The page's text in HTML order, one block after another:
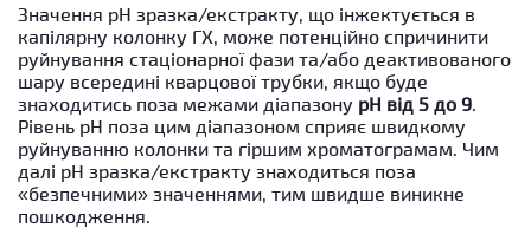
Значення pH зразка/екстракту, що інжектується в
капілярну колонку ГХ, може потенційно спричинити
руйнування стаціонарної фази та/або деактивованого
шару всередині кварцової трубки, якщо буде
знаходитись поза межами діапазону рН від 5 до 9.
Рівень рН поза цим діапазоном сприяє швидкому
руйнуванню колонки та гіршим хроматограмам. Чим
далі рН зразка/екстракту знаходиться поза
«безпечними» значеннями, тим швидше виникне
пошкодження.